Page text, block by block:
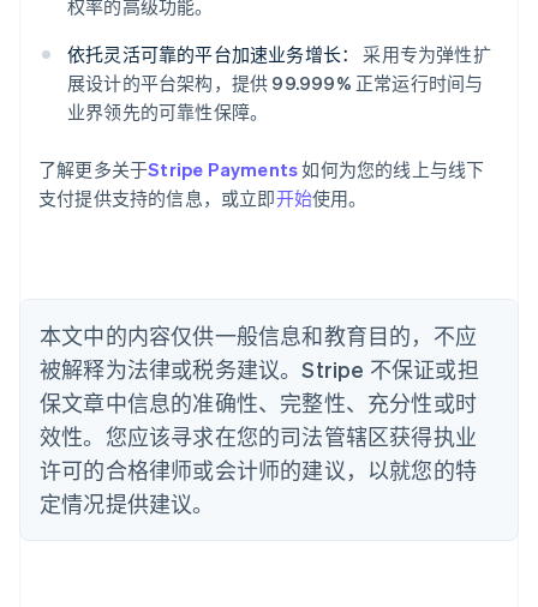
权率的高级功能。
依托灵活可靠的平台加速业务增长：
采用专为弹性扩
展设计的平台架构，提供 99.999% 正常运行时间与
业界领先的可靠性保障。
了解更多关于Stripe Payments如何为您的线上与线下
支付提供支持的信息，或立即开始使用。
本文中的内容仅供一般信息和教育目的，不应
被解释为法律或税务建议。Stripe 不保证或担
保文章中信息的准确性、完整性、充分性或时
效性。您应该寻求在您的司法管辖区获得执业
许可的合格律师或会计师的建议，以就您的特
定情况提供建议。
English
奥地利
DeutschEnglish
澳大利亚
English
Português English
保加利亚
English
丹麦
English
德国
DeutschEnglish
法国
FrançaisEnglish
芬兰
EnglishSvenska